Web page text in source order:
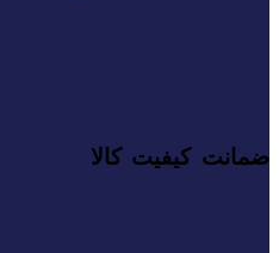
ضمانت کیفیت کالا